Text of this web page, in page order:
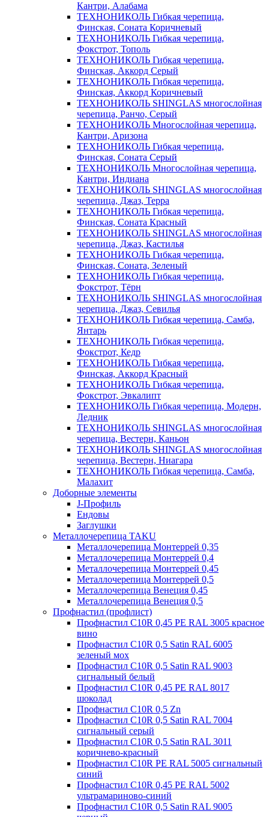
Кантри, Алабама
ТЕХНОНИКОЛЬ Гибкая черепица,
Финская, Соната Коричневый
ТЕХНОНИКОЛЬ Гибкая черепица,
Фокстрот, Тополь
ТЕХНОНИКОЛЬ Гибкая черепица,
Финская, Аккорд Серый
ТЕХНОНИКОЛЬ Гибкая черепица,
Финская, Аккорд Коричневый
ТЕХНОНИКОЛЬ SHINGLAS многослойная
черепица, Ранчо, Серый
ТЕХНОНИКОЛЬ Многослойная черепица,
Кантри, Аризона
ТЕХНОНИКОЛЬ Гибкая черепица,
Финская, Соната Серый
ТЕХНОНИКОЛЬ Многослойная черепица,
Кантри, Индиана
ТЕХНОНИКОЛЬ SHINGLAS многослойная
черепица, Джаз, Терра
ТЕХНОНИКОЛЬ Гибкая черепица,
Финская, Соната Красный
ТЕХНОНИКОЛЬ SHINGLAS многослойная
черепица, Джаз, Кастилья
ТЕХНОНИКОЛЬ Гибкая черепица,
Финская, Соната, Зеленый
ТЕХНОНИКОЛЬ Гибкая черепица,
Фокстрот, Тёрн
ТЕХНОНИКОЛЬ SHINGLAS многослойная
черепица, Джаз, Севилья
ТЕХНОНИКОЛЬ Гибкая черепица, Самба,
Янтарь
ТЕХНОНИКОЛЬ Гибкая черепица,
Фокстрот, Кедр
ТЕХНОНИКОЛЬ Гибкая черепица,
Финская, Аккорд Красный
ТЕХНОНИКОЛЬ Гибкая черепица,
Фокстрот, Эвкалипт
ТЕХНОНИКОЛЬ Гибкая черепица, Модерн,
Ледник
ТЕХНОНИКОЛЬ SHINGLAS многослойная
черепица, Вестерн, Каньон
ТЕХНОНИКОЛЬ SHINGLAS многослойная
черепица, Вестерн, Ниагара
ТЕХНОНИКОЛЬ Гибкая черепица, Самба,
Малахит
Доборные элементы
J-Профиль
Ендовы
Заглушки
Металлочерепица TAKU
Металлочерепица Монтеррей 0,35
Металлочерепица Монтеррей 0,4
Металлочерепица Монтеррей 0,45
Металлочерепица Монтеррей 0,5
Металлочерепица Венеция 0,45
Металлочерепица Венеция 0,5
Профнастил (профлист)
Профнастил С10R 0,45 PE RAL 3005 красное
вино
Профнастил С10R 0,5 Satin RAL 6005
зеленый мох
Профнастил С10R 0,5 Satin RAL 9003
сигнальный белый
Профнастил С10R 0,45 PE RAL 8017
шоколад
Профнастил С10R 0,5 Zn
Профнастил С10R 0,5 Satin RAL 7004
сигнальный серый
Профнастил С10R 0,5 Satin RAL 3011
коричнево-красный
Профнастил С10R PE RAL 5005 сигнальный
синий
Профнастил С10R 0,45 PE RAL 5002
ультрамариново-синий
Профнастил С10R 0,5 Satin RAL 9005